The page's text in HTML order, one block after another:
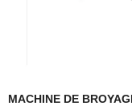
MACHINE DE